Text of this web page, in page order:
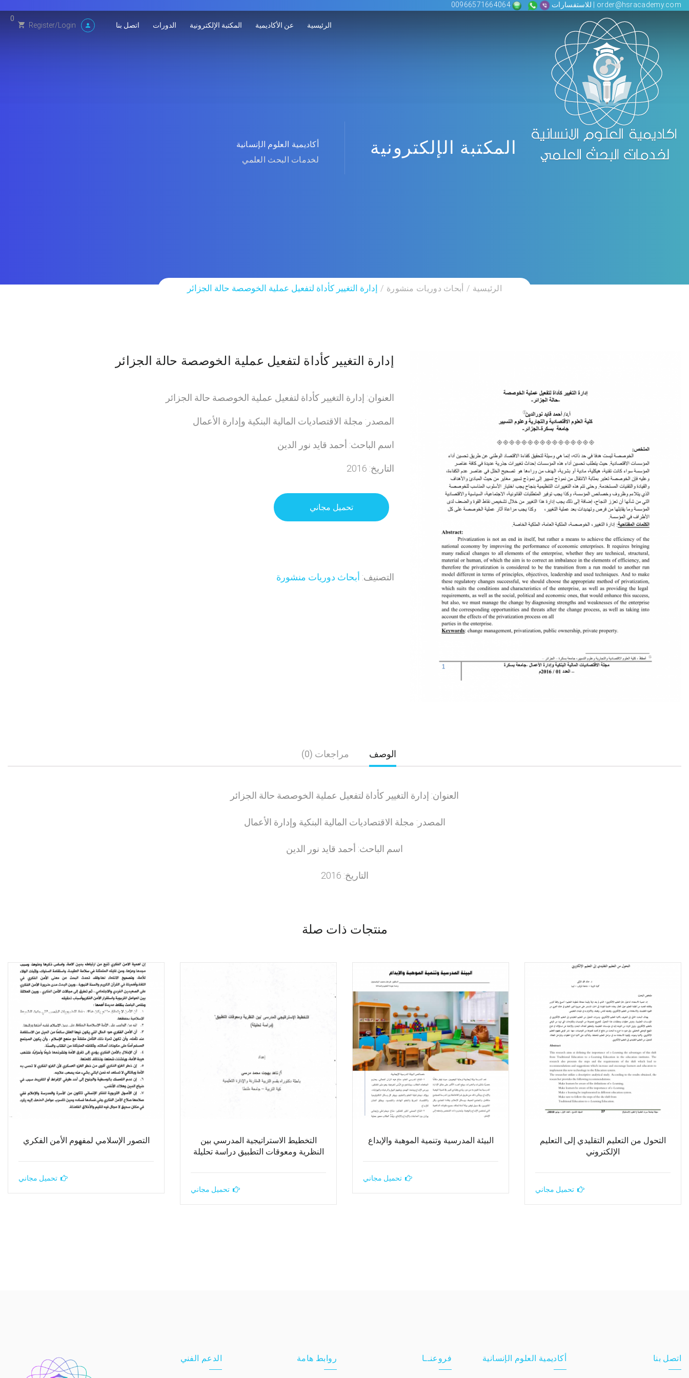
order@hsracademy.com | للاستفسارات 00966571664064
الرئيسية عن الأكاديمية المكتبة الإلكترونية الدورات اتصل بنا Register/Login
0
المكتبة الإلكترونية
أكاديمية العلوم الإنسانية
لخدمات البحث العلمي
الرئيسية أبحاث دوريات منشورة إدارة التغيير كأداة لتفعيل عملية الخوصصة حالة الجزائر
إدارة التغيير كأداة لتفعيل عملية الخوصصة حالة الجزائر
العنوان: إدارة التغيير كأداة لتفعيل عملية الخوصصة حالة الجزائر
المصدر: مجلة الاقتصاديات المالية البنكية وإدارة الأعمال
اسم الباحث: أحمد قايد نور الدين
التاريخ: 2016
تحميل مجاني
التصنيف: أبحاث دوريات منشورة
الوصف مراجعات (0)
العنوان: إدارة التغيير كأداة لتفعيل عملية الخوصصة حالة الجزائر
المصدر: مجلة الاقتصاديات المالية البنكية وإدارة الأعمال
اسم الباحث: أحمد قايد نور الدين
التاريخ: 2016
منتجات ذات صلة
التحول من التعليم التقليدي إلى التعليم
الإلكتروني
تحميل مجاني
البيئة المدرسية وتنمية الموهبة والإبداع
تحميل مجاني
التخطيط الاستراتيجية المدرسي بين
النظرية ومعوقات التطبيق دراسة تحليلة
تحميل مجاني
التصور الإسلامي لمفهوم الأمن الفكري
تحميل مجاني
اتصل بنا أكاديمية العلوم الإنسانية فروعنــا روابط هامة الدعم الفني